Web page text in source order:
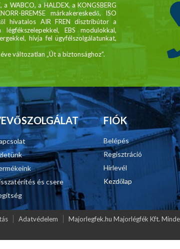
WABCO, a HALDEX, a KONGSBERG
BREMSE márkakereskedő, ISO
hivatalos AIR FREN disztribútor a
EBS modulokkal,
hívja fel ügyfélszolgálatunkat,
változatlan „Út a biztonsághoz”.
és csere
FIÓK
Belépés
Regisztráció
Hírlevél
Kezdőlap
Adatvédelem Majorlegfek.hu Majorlégfék Kft.